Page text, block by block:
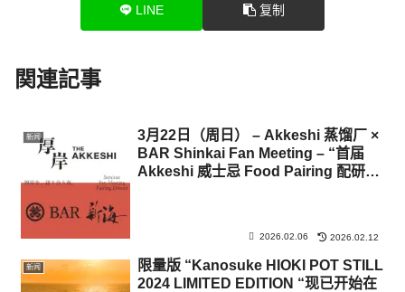
LINE 复制
関連記事
新闻
3月22日（周日） – Akkeshi 蒸馏厂 ×
BAR Shinkai Fan Meeting – “首届
Akkeshi 威士忌 Food Pairing 配研讨
2026.02.06 2026.02.12
新闻
限量版 “Kanosuke HIOKI POT STILL
2024 LIMITED EDITION “现已开始在